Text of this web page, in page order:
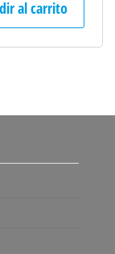
al carrito